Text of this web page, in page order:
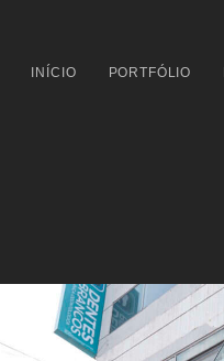
INÍCIO PORTFÓLIO